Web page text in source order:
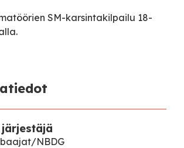
SM-karsintakilpailu 18-
NBDG